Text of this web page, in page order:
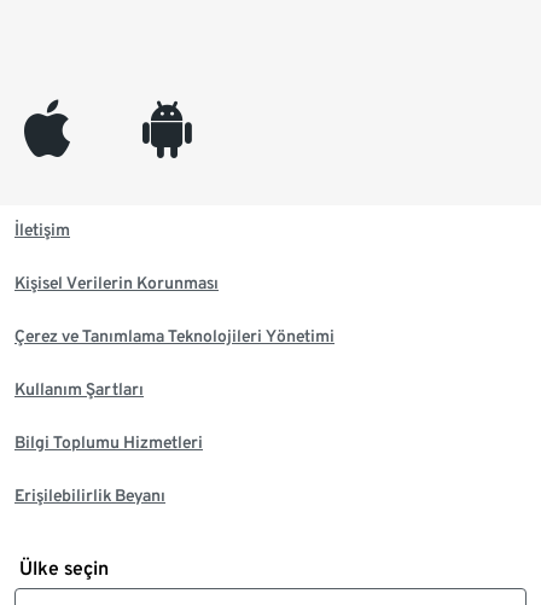
appleinc android
İletişim
Kişisel Verilerin Korunması
Çerez ve Tanımlama Teknolojileri Yönetimi
Kullanım Şartları
Bilgi Toplumu Hizmetleri
Erişilebilirlik Beyanı
Ülke seçin